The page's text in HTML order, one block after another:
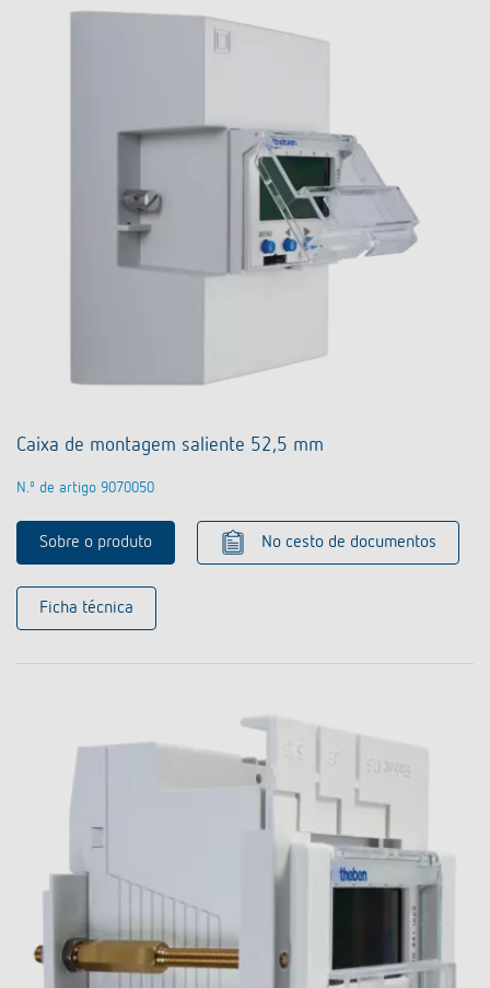
Caixa de montagem saliente 52,5 mm
N.º de artigo 9070050
Sobre o produto No cesto de documentos
Ficha técnica